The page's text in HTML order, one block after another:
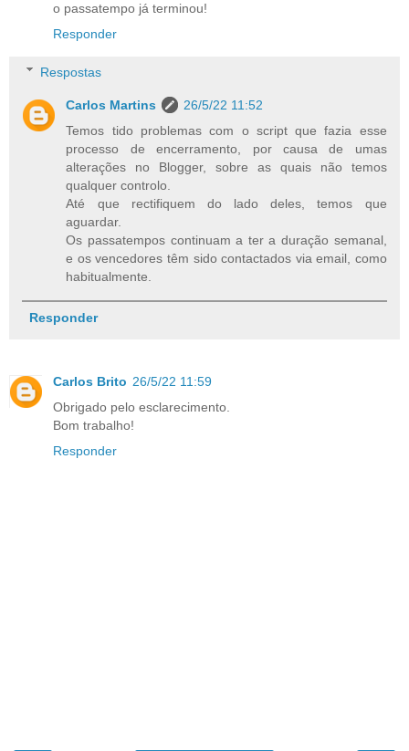
o passatempo já terminou!
Responder
Respostas
Carlos Martins
26/5/22 11:52
Temos tido problemas com o script que fazia esse
processo de encerramento, por causa de umas
alterações no Blogger, sobre as quais não temos
qualquer controlo.
Até que rectifiquem do lado deles, temos que
aguardar.
Os passatempos continuam a ter a duração semanal,
e os vencedores têm sido contactados via email, como
habitualmente.
Responder
Carlos Brito 26/5/22 11:59
Obrigado pelo esclarecimento.
Bom trabalho!
Responder